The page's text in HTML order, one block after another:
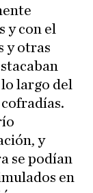
y con el
y otras
largo del
y
se podían
en